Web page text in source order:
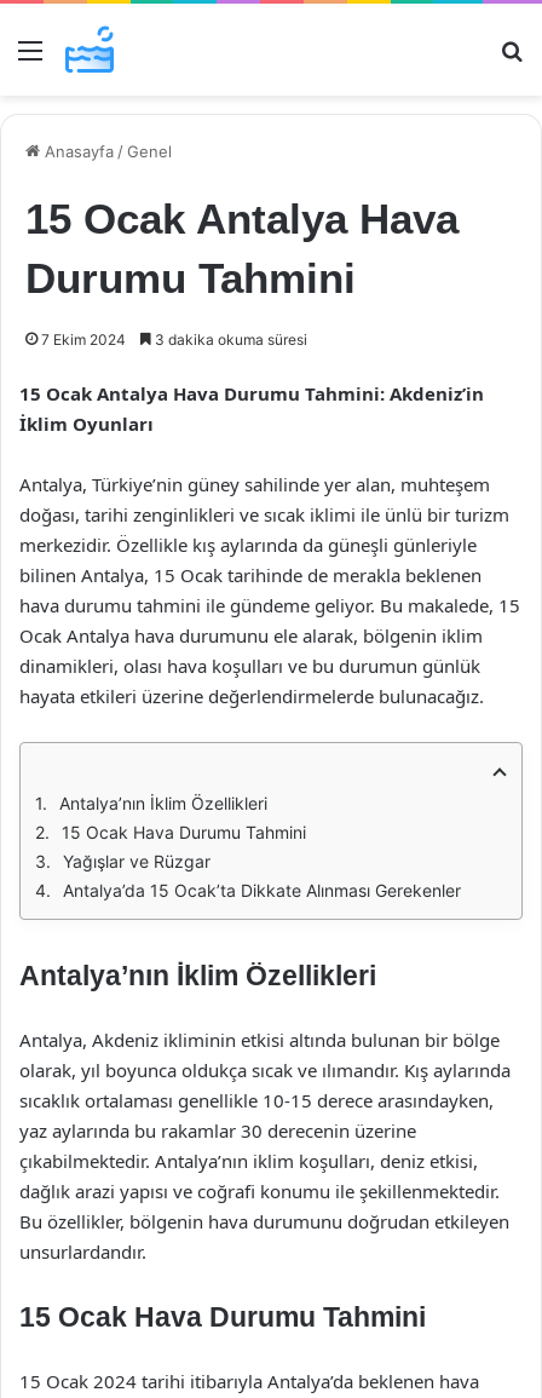
Menü
Anasayfa /Genel
15 Ocak Antalya Hava
Durumu Tahmini
7 Ekim 2024 3 dakika okuma süresi
15 Ocak Antalya Hava Durumu Tahmini: Akdeniz’in
İklim Oyunları
Antalya, Türkiye’nin güney sahilinde yer alan, muhteşem
doğası, tarihi zenginlikleri ve sıcak iklimi ile ünlü bir turizm
merkezidir. Özellikle kış aylarında da güneşli günleriyle
bilinen Antalya, 15 Ocak tarihinde de merakla beklenen
hava durumu tahmini ile gündeme geliyor. Bu makalede, 15
Ocak Antalya hava durumunu ele alarak, bölgenin iklim
dinamikleri, olası hava koşulları ve bu durumun günlük
hayata etkileri üzerine değerlendirmelerde bulunacağız.
Antalya’nın İklim Özellikleri
15 Ocak Hava Durumu Tahmini
Yağışlar ve Rüzgar
Antalya’da 15 Ocak’ta Dikkate Alınması Gerekenler
Antalya’nın İklim Özellikleri
Antalya, Akdeniz ikliminin etkisi altında bulunan bir bölge
olarak, yıl boyunca oldukça sıcak ve ılımandır. Kış aylarında
sıcaklık ortalaması genellikle 10-15 derece arasındayken,
yaz aylarında bu rakamlar 30 derecenin üzerine
çıkabilmektedir. Antalya’nın iklim koşulları, deniz etkisi,
dağlık arazi yapısı ve coğrafi konumu ile şekillenmektedir.
Bu özellikler, bölgenin hava durumunu doğrudan etkileyen
unsurlardandır.
15 Ocak Hava Durumu Tahmini
15 Ocak 2024 tarihi itibarıyla Antalya’da beklenen hava